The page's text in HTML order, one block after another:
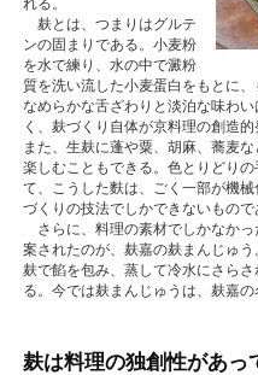
れる。
麸とは、つまりはグルテ
ンの固まりである。小麦粉
を水で練り、水の中で澱粉
質を洗い流した小麦蛋白をもとに
なめらかな舌ざわりと淡泊な味わ
く、麸づくり自体が京料理の創造
また、生麸に蓬や粟、胡麻、蕎麦
楽しむこともできる。色とりどり
て、こうした麩は、ごく一部が機
づくりの技法でしかできないもので
さらに、料理の素材でしかなかっ
案されたのが、麸嘉の麸まんじゅ
麸で餡を包み、蒸して冷水にさら
る。今では麸まんじゅうは、麸嘉の
麸は料理の独創性があっ